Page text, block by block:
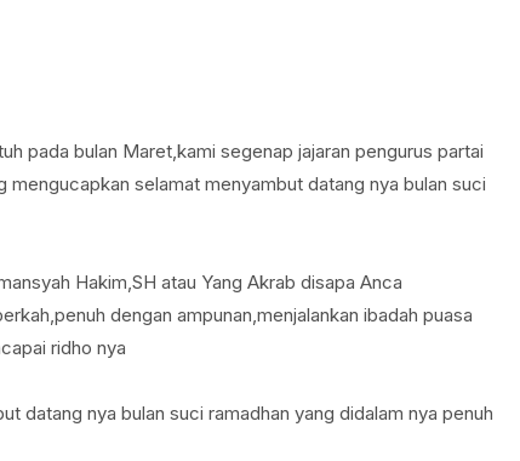
pada bulan Maret,kami segenap jajaran pengurus partai
selamat menyambut datang nya bulan suci
Hakim,SH atau Yang Akrab disapa Anca
dengan ampunan,menjalankan ibadah puasa
ridho nya
datang nya bulan suci ramadhan yang didalam nya penuh